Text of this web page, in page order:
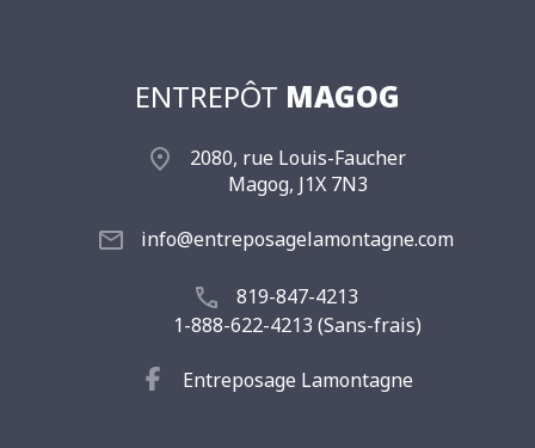
ENTREPÔT MAGOG
2080, rue Louis-Faucher
Magog, J1X 7N3
info@entreposagelamontagne.com
819-847-4213
1-888-622-4213 (Sans-frais)
Entreposage Lamontagne